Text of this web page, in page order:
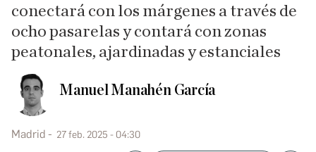
conectará con los márgenes a través de
ocho pasarelas y contará con zonas
peatonales, ajardinadas y estanciales
Manuel Manahén García
Madrid 27 feb. 2025 - 04:30